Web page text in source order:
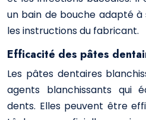
un bain de bouche adapté à
les instructions du fabricant.
Efficacité des pâtes
Les pâtes dentaires
agents blanchissants qui
dents. Elles peuvent être